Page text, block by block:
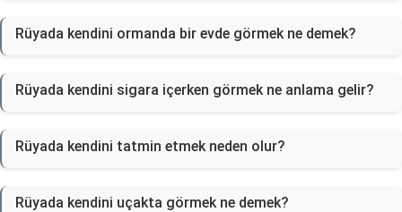
Rüyada kendini ormanda bir evde görmek ne demek?
Rüyada kendini sigara içerken görmek ne anlama gelir?
Rüyada kendini tatmin etmek neden olur?
Rüyada kendini uçakta görmek ne demek?